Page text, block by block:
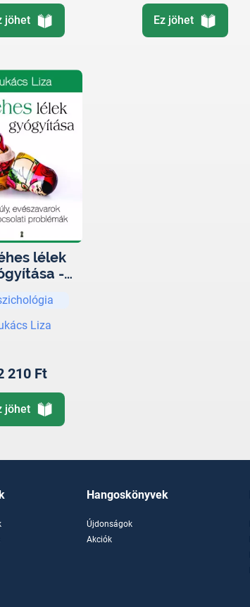
jöhet Ez jöhet
lélek
-
és
Liza
210 Ft
jöhet
Hangoskönyvek
Újdonságok
Akciók